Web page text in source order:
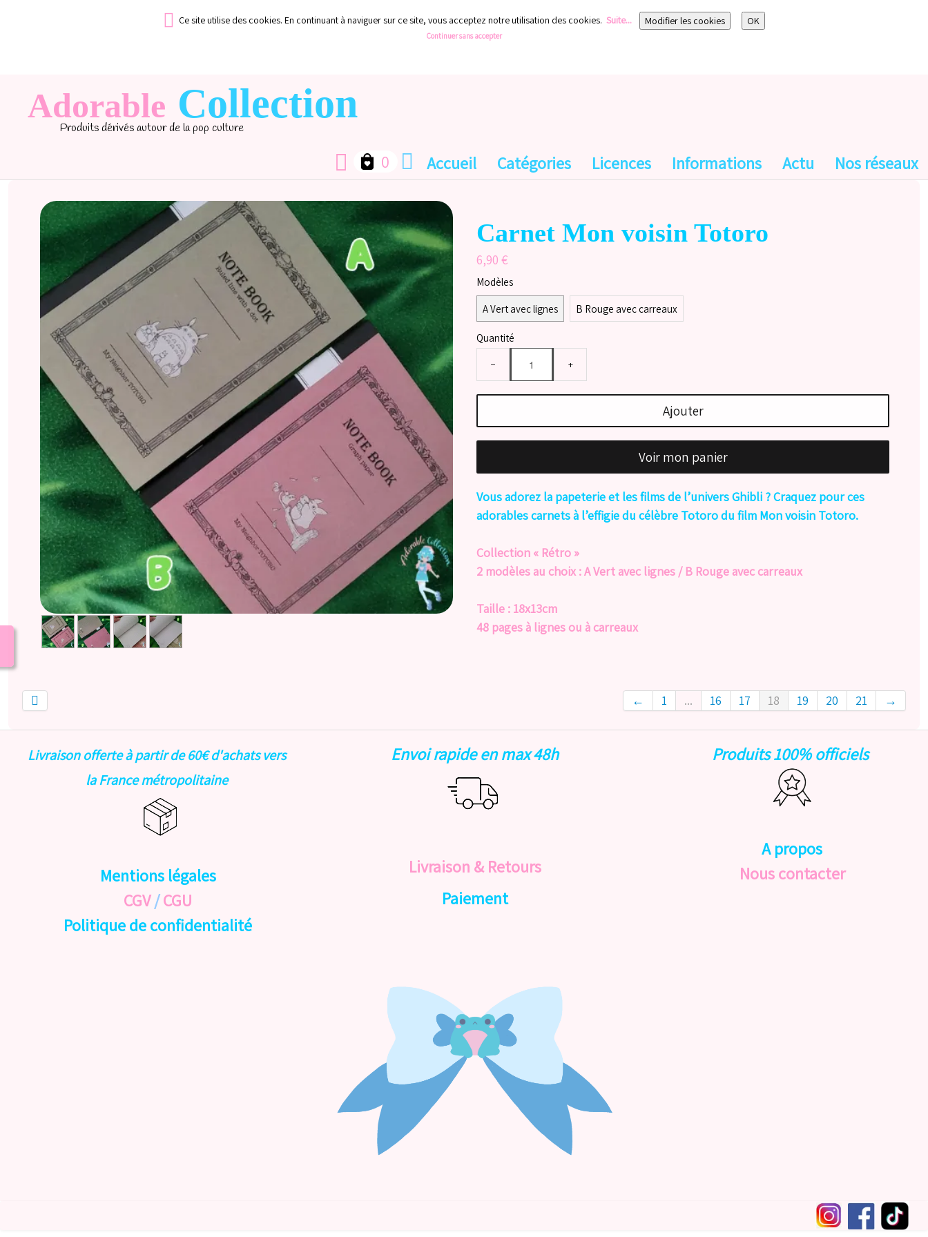
Ce site utilise des cookies. En continuant à naviguer sur ce site, vous acceptez notre utilisation des cookies. Suite... Modifier les cookies OK
Continuer sans accepter
Adorable Collection
Produits dérivés autour de la pop culture
0 Accueil Catégories Licences Informations Actu Nos réseaux
Carnet Mon voisin Totoro
6,90 €
Modèles
A Vert avec lignes
B Rouge avec carreaux
Quantité
− +
Ajouter
Voir mon panier
Vous adorez la papeterie et les films de l’univers Ghibli ? Craquez pour ces
adorables carnets à l’effigie du célèbre Totoro du film Mon voisin Totoro.
Collection « Rétro »
2 modèles au choix : A Vert avec lignes / B Rouge avec carreaux
Taille : 18x13cm
48 pages à lignes ou à carreaux
← 1 ... 16 17 18 19 20 21 →
Livraison offerte à partir de 60€ d'achats vers
la France métropolitaine
Mentions légales
CGV/CGU
Politique de confidentialité
Envoi rapide en max 48h
Livraison & Retours
Paiement
Produits 100% officiels
A propos
Nous contacter